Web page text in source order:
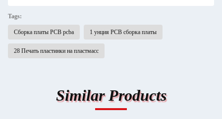
Tags:
Сборка платы PCB pcba 1 унция PCB сборка платы
28 Печать пластинки на пластмасс
Similar Products